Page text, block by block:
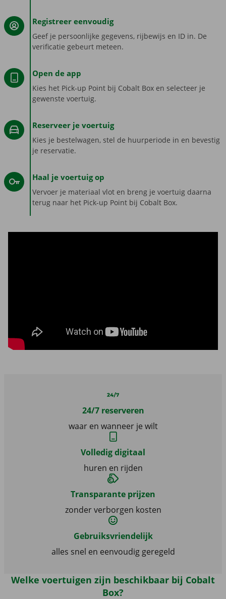
Registreer eenvoudig
Geef je persoonlijke gegevens, rijbewijs en ID in. De
verificatie gebeurt meteen.
Open de app
Kies het Pick-up Point bij Cobalt Box en selecteer je
gewenste voertuig.
Reserveer je voertuig
Kies je bestelwagen, stel de huurperiode in en bevestig
je reservatie.
Haal je voertuig op
Vervoer je materiaal vlot en breng je voertuig daarna
terug naar het Pick-up Point bij Cobalt Box.
24/7 reserveren
waar en wanneer je wilt
Volledig digitaal
huren en rijden
Transparante prijzen
zonder verborgen kosten
Gebruiksvriendelijk
alles snel en eenvoudig geregeld
Welke voertuigen zijn beschikbaar bij Cobalt
Box?